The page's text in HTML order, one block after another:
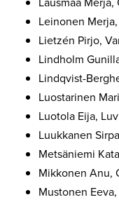
Leinonen
Lietzén Pirjo,
Lindholm
Lindqvist-
Luostarinen
Luotola Eija,
Luukkanen
Metsäniemi
Mikkonen Anu,
Mustonen